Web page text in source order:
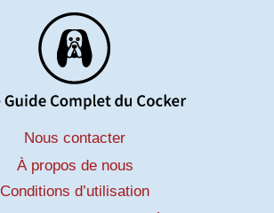
Nous contacter
À propos de nous
Conditions d’utilisation